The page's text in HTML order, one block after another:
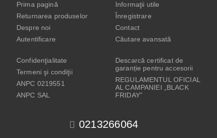
0213266064
Prima pagină
Returnarea produselor
Despre noi
Autentificare
Informaţii utile
Înregistrare
Contact
Căutare avansată
Confidenţialitate
Termeni şi condiţii
ANPC 0219551
ANPC SAL
Descarcă certificat de
garanție pentru accesorii
REGULAMENTUL OFICIAL
AL CAMPANIEI „BLACK
FRIDAY”